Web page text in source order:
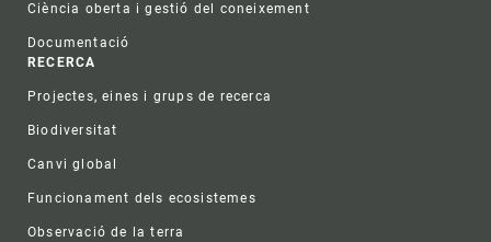
Ciència oberta i gestió del coneixement
Documentació
RECERCA
Projectes, eines i grups de recerca
Biodiversitat
Canvi global
Funcionament dels ecosistemes
Observació de la terra